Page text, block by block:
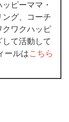
ピーママ・
グ、コーチ
クワクハッピ
て活動して
ールはこちら